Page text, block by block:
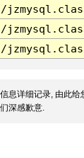
息详细记录, 由此
们深感歉意.